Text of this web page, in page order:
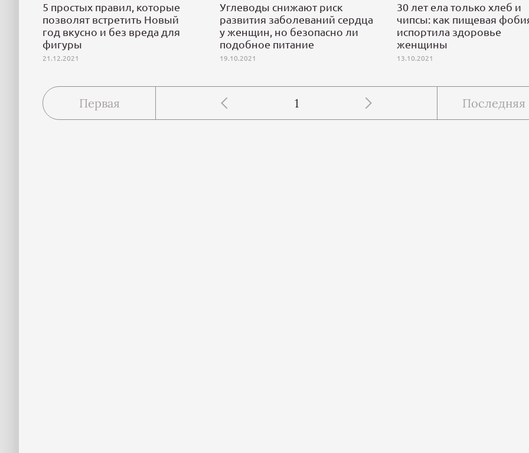
5 простых правил, которые
позволят встретить Новый
год вкусно и без вреда для
фигуры
21.12.2021
Углеводы снижают риск
развития заболеваний сердца
у женщин, но безопасно ли
подобное питание
19.10.2021
30 лет ела только хлеб и
чипсы: как пищевая
испортила здоровье
женщины
13.10.2021
Первая 1 Последняя